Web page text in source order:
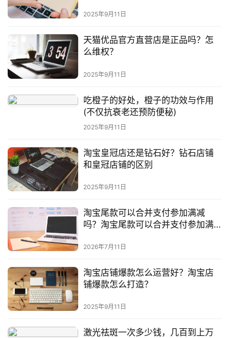
2025年9月11日
天猫优品官方直营店是正品吗？怎
么维权？
2025年9月11日
吃橙子的好处，橙子的功效与作用
(不仅抗衰老还预防便秘)
2025年9月11日
淘宝皇冠店还是钻石好？钻石店铺
和皇冠店铺的区别
2025年9月11日
淘宝尾款可以合并支付参加满减
吗？淘宝尾款可以合并支付参加满
2026年7月11日
淘宝店铺爆款怎么运营好？淘宝店
铺爆款怎么打造？
2025年9月11日
激光祛斑一次多少钱，几百到上万